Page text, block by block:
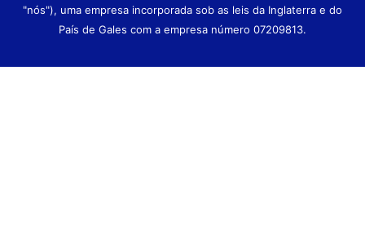
"nós"), uma empresa incorporada sob as leis da Inglaterra e do
País de Gales com a empresa número 07209813.